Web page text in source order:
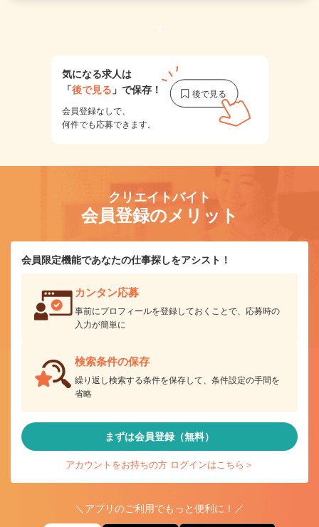
1
気になる求人は
「後で見る 」で保存！
会員登録なしで、
何件でも応募できます。
クリエイトバイト
会員登録のメリット
会員限定機能であなたの仕事探しをアシスト！
カンタン応募
事前にプロフィールを登録しておくことで、応募時の
入力が簡単に
検索条件の保存
繰り返し検索する条件を保存して、条件設定の手間を
省略
まずは会員登録（無料）
アカウントをお持ちの方 ログインはこちら＞
＼アプリのご利用でもっと便利に！／